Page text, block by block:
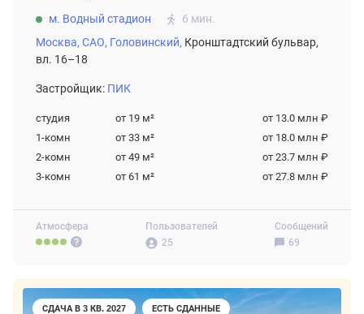
Атмосфера
Пользователей
25
Сообщений
69
м. Водный стадион
6 мин.
Москва, САО, Головинский, Кронштадтский бульвар,
вл. 16–18
Застройщик: ПИК
студия от 19 м²
от 13.0 млн ₽
1-комн
от 33 м²
от 18.0 млн ₽
2-комн
от 49 м²
от 23.7 млн ₽
3-комн
от 61 м² от 27.8 млн ₽
СДАЧА В 3 КВ. 2027 ЕСТЬ СДАННЫЕ